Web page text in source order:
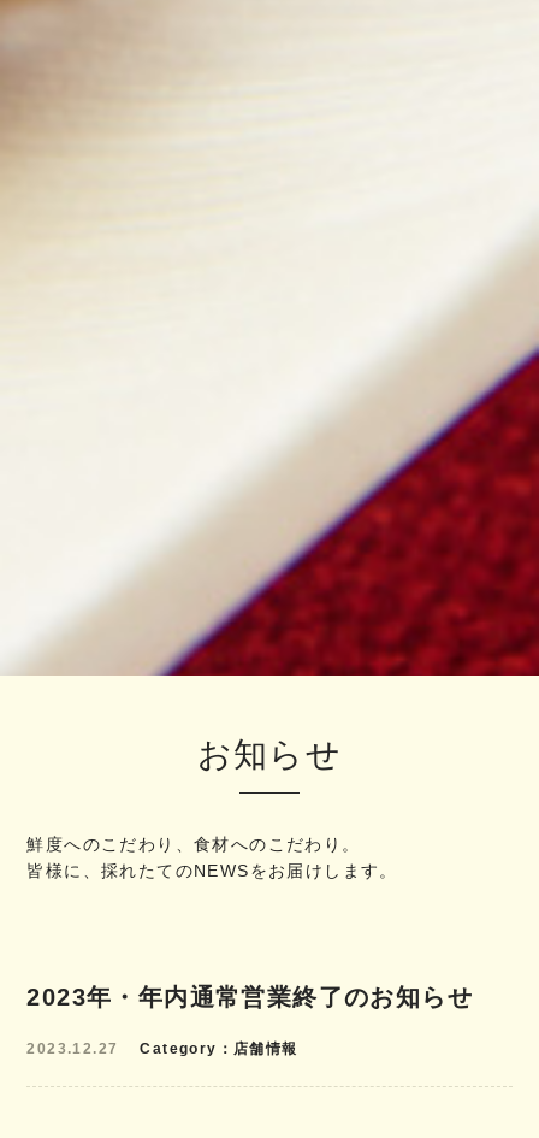
お知らせ
鮮度へのこだわり、食材へのこだわり。
皆様に、採れたてのNEWSをお届けします。
2023年・年内通常営業終了のお知らせ
2023.12.27 Category 店舗情報